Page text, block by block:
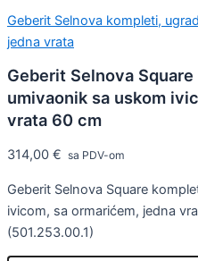
Geberit Selnova kompleti,
jedna vrata
Geberit Selnova
umivaonik sa uskom
vrata 60 cm
314,00 € sa PDV-om
Geberit Selnova Square
ivicom, sa ormarićem, jedna
(501.253.00.1)